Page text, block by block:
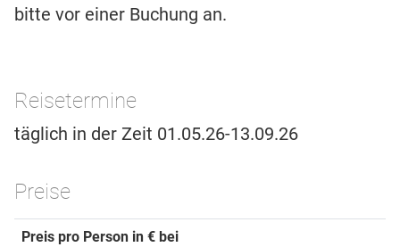
bitte vor einer Buchung an.
Reisetermine
täglich in der Zeit 01.05.26-13.09.26
Preise
Preis pro Person in € bei